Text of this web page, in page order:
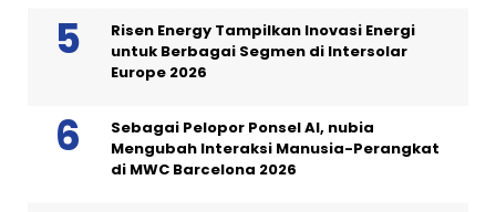
Risen Energy Tampilkan Inovasi Energi
untuk Berbagai Segmen di Intersolar
Europe 2026
Sebagai Pelopor Ponsel AI, nubia
Mengubah Interaksi Manusia-Perangkat
di MWC Barcelona 2026